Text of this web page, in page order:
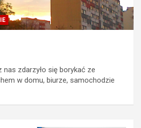
nas zdarzyło się borykać ze
w domu, biurze, samochodzie